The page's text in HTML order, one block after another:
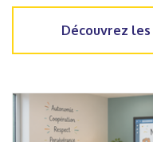
Découvrez